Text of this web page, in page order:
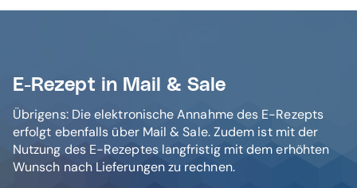
E-Rezept in Mail & Sale
Übrigens: Die elektronische Annahme des E-Rezepts
erfolgt ebenfalls über Mail & Sale. Zudem ist mit der
Nutzung des E-Rezeptes langfristig mit dem erhöhten
Wunsch nach Lieferungen zu rechnen.